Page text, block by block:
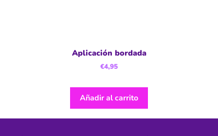
Aplicación bordada
€4,95
Añadir al carrito